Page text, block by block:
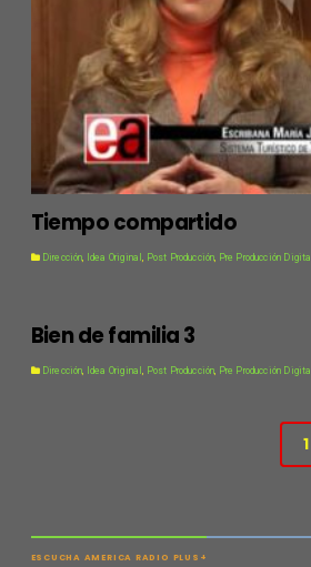
Tiempo compartido
Dirección Idea Original Post Producción Pre Producción Digital
Bien de familia 3
Dirección Idea Original Post Producción Pre Producción Digital
1
ESCUCHA AMERICA RADIO PLUS+